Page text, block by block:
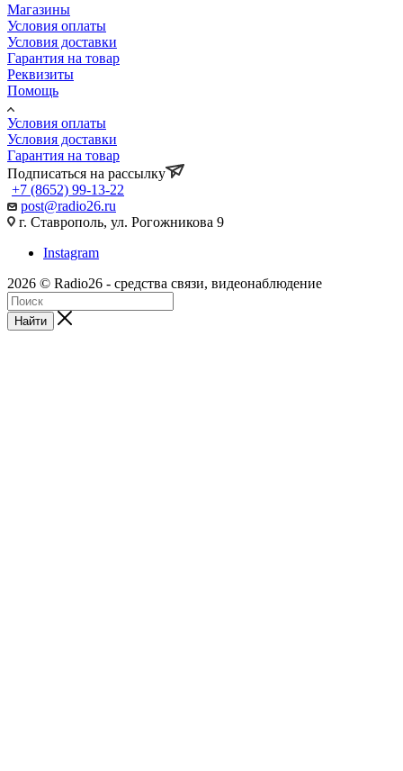
Магазины
Условия оплаты
Условия доставки
Гарантия на товар
Реквизиты
Помощь
Условия оплаты
Условия доставки
Гарантия на товар
Подписаться на рассылку
+7 (8652) 99-13-22
post@radio26.ru
г. Ставрополь, ул. Рогожникова 9
Instagram
2026 © Radio26 - средства связи, видеонаблюдение
Найти